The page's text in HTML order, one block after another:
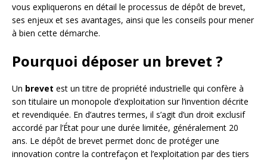
vous expliquerons en détail le processus de dépôt de brevet,
ses enjeux et ses avantages, ainsi que les conseils pour mener
à bien cette démarche.
Pourquoi déposer un brevet ?
Un brevet est un titre de propriété industrielle qui confère à
son titulaire un monopole d’exploitation sur l’invention décrite
et revendiquée. En d’autres termes, il s’agit d’un droit exclusif
accordé par l’État pour une durée limitée, généralement 20
ans. Le dépôt de brevet permet donc de protéger une
innovation contre la contrefaçon et l’exploitation par des tiers